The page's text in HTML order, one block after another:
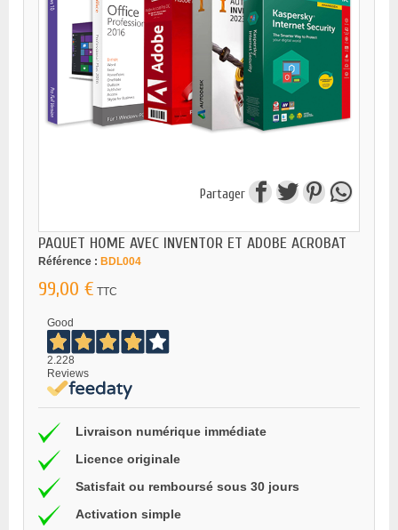
Partager
PAQUET HOME AVEC INVENTOR ET ADOBE ACROBAT
Référence : BDL004
99,00 € TTC
Good
2.228
Reviews
Livraison numérique immédiate
Licence originale
Satisfait ou remboursé sous 30 jours
Activation simple